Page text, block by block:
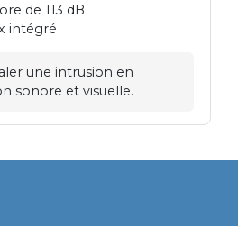
de 113 dB
intégré
une intrusion en
sonore et visuelle.